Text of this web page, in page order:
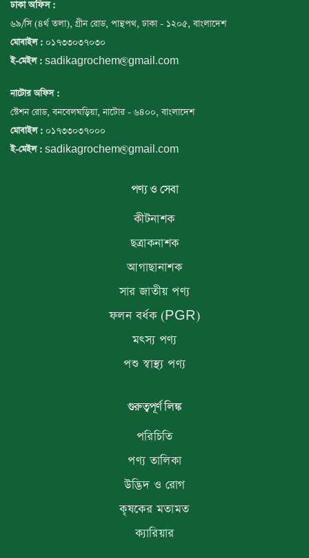
ঢাকা অফিস :
৬৯/সি (৪র্থ তলা), গ্রীন রোড, পান্থপথ, ঢাকা - ১২০৫, বাংলাদেশ
মোবাইল : ০১৭৩৩০৩৭০৩০
ই-মেইল : sadikagrochem@gmail.com
নাটোর অফিস :
স্টেশন রোড, বনবেলঘড়িয়া, নাটোর - ৬৪০০, বাংলাদেশ
মোবাইল : ০১৭৩৩০৩৭০০০
ই-মেইল : sadikagrochem@gmail.com
পণ্য ও সেবা
কীটনাশক
ছত্রাকনাশক
আগাছানাশক
সার জাতীয় পণ্য
ফলন বর্ধক (PGR)
মৎস্য পণ্য
পশু স্বাস্থ্য পণ্য
গুরুত্বপূর্ণ লিঙ্ক
পরিচিতি
পণ্য তালিকা
উদ্ভিদ ও রোগ
কৃষকের মতামত
ক্যারিয়ার